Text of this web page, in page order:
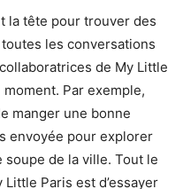
la tête pour trouver des
les conversations
de My Little
Par exemple,
manger une bonne
envoyée pour explorer
de la ville. Tout le
Paris est d’essayer